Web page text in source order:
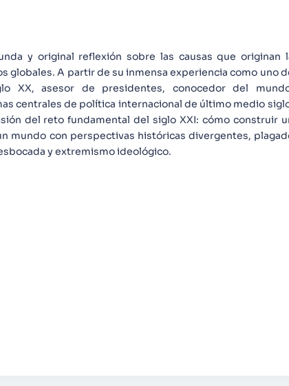
y original reflexión sobre las causas que originan
globales. A partir de su inmensa experiencia como uno
XX, asesor de presidentes, conocedor del
centrales de política internacional de último medio
del reto fundamental del siglo XXI: cómo construir
mundo con perspectivas históricas divergentes,
y extremismo ideológico.